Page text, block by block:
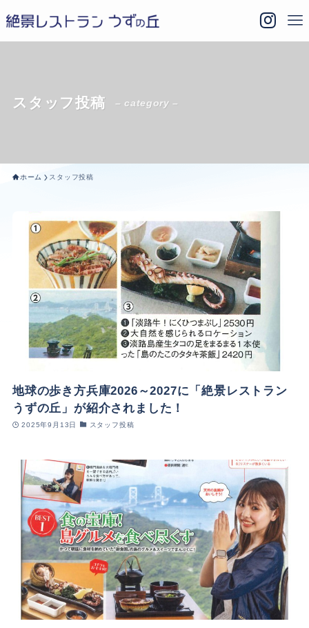
スタッフ投稿 – category –
ホーム スタッフ投稿
地球の歩き方兵庫2026～2027に「絶景レストラン
うずの丘」が紹介されました！
2025年9月13日 スタッフ投稿